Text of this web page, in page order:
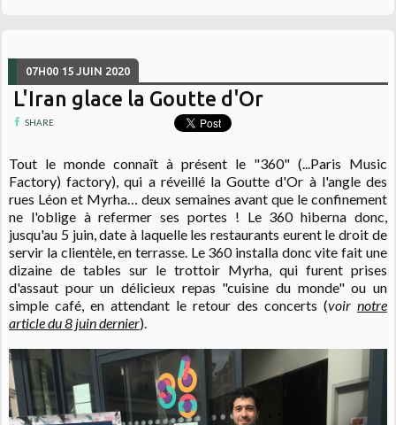
07H00 15 JUIN 2020
L'Iran glace la Goutte d'Or
SHARE
Tout le monde connaît à présent le "360" (...Paris Music
Factory) factory), qui a réveillé la Goutte d'Or à l'angle des
rues Léon et Myrha… deux semaines avant que le confinement
ne l'oblige à refermer ses portes ! Le 360 hiberna donc,
jusqu'au 5 juin, date à laquelle les restaurants eurent le droit de
servir la clientèle, en terrasse. Le 360 installa donc vite fait une
dizaine de tables sur le trottoir Myrha, qui furent prises
d'assaut pour un délicieux repas "cuisine du monde" ou un
simple café, en attendant le retour des concerts (voir notre
article du 8 juin dernier).